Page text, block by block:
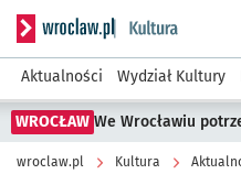
Serwis informacyjny
Aktualności Wydział Kultury
WROCŁAW We Wrocławiu
wroclaw.pl Kultura